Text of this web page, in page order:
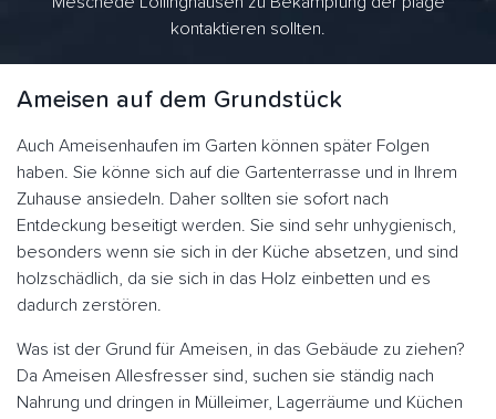
kontaktieren sollten.
Ameisen auf dem Grundstück
Auch Ameisenhaufen im Garten können später Folgen
haben. Sie könne sich auf die Gartenterrasse und in Ihrem
Zuhause ansiedeln. Daher sollten sie sofort nach
Entdeckung beseitigt werden. Sie sind sehr unhygienisch,
besonders wenn sie sich in der Küche absetzen, und sind
holzschädlich, da sie sich in das Holz einbetten und es
dadurch zerstören.
Was ist der Grund für Ameisen, in das Gebäude zu ziehen?
Da Ameisen Allesfresser sind, suchen sie ständig nach
Nahrung und dringen in Mülleimer, Lagerräume und Küchen